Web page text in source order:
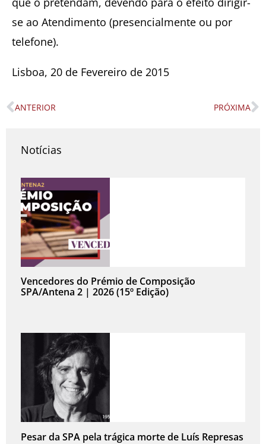
se ao Atendimento (presencialmente ou por
telefone).
Lisboa, 20 de Fevereiro de 2015
Prev
ANTERIOR PRÓXIMA
Notícias
Vencedores do Prémio de Composição
SPA/Antena 2 | 2026 (15º Edição)
Pesar da SPA pela trágica morte de Luís Represas